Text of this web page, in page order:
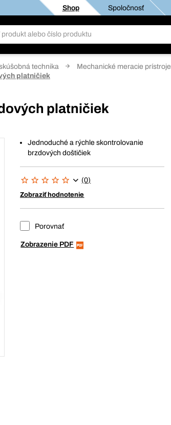
Shop Spoločnosť
technika Mechanické meracie prístroje
platničiek
platničiek
Jednoduché a rýchle skontrolovanie
brzdových doštičiek
(0)
Zobraziť hodnotenie
Porovnať
Zobrazenie PDF